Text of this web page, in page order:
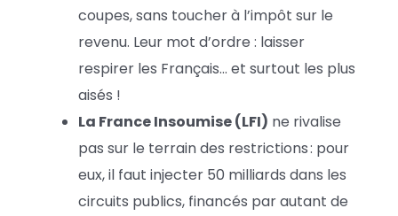
coupes, sans toucher à l’impôt sur le
revenu. Leur mot d’ordre : laisser
respirer les Français… et surtout les plus
aisés !
La France Insoumise (LFI) ne rivalise
pas sur le terrain des restrictions : pour
eux, il faut injecter 50 milliards dans les
circuits publics, financés par autant de